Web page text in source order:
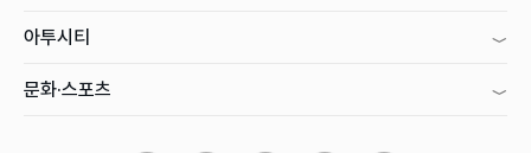
아투시티
문화·스포츠